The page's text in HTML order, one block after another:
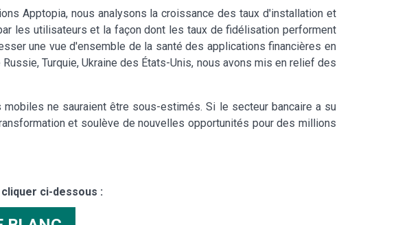
Apptopia, nous analysons la croissance des taux d'installation et
les utilisateurs et la façon dont les taux de fidélisation performent
une vue d'ensemble de la santé des applications financières en
Turquie, Ukraine des États-Unis, nous avons mis en relief des
ne sauraient être sous-estimés. Si le secteur bancaire a su
et soulève de nouvelles opportunités pour des millions
ci-dessous :